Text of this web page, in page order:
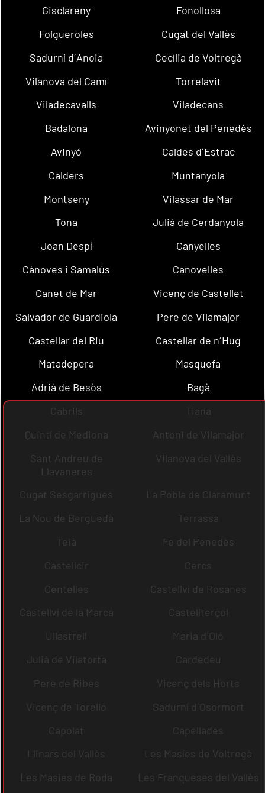
Gisclareny
Fonollosa
Folgueroles
Cugat del Vallès
Sadurní d´Anoia
Cecília de Voltregà
Vilanova del Camí
Torrelavit
Viladecavalls
Viladecans
Badalona
Avinyonet del Penedès
Avinyó
Caldes d´Estrac
Calders
Muntanyola
Montseny
Vilassar de Mar
Tona
Julià de Cerdanyola
Joan Despí
Canyelles
Cànoves i Samalús
Canovelles
Canet de Mar
Vicenç de Castellet
Salvador de Guardiola
Pere de Vilamajor
Castellar del Riu
Castellar de n´Hug
Matadepera
Masquefa
Adrià de Besòs
Bagà
Cabrils
Tiana
Quintí de Mediona
Antoni de Vilamajor
Sant Andreu de
Llavaneres
Vilanova del Vallès
Cugat Sesgarrigues
La Pobla de Claramunt
La Nou de Berguedà
Terrassa
Teià
Fe del Penedès
Castellcir
Cercs
Centelles
Castellví de Rosanes
Castellví de la Marca
Castellterçol
Ullastrell
Maria d´Oló
Julià de Vilatorta
Cardedeu
Pere de Ribes
Vicenç dels Horts
Vicenç de Torelló
Sadurní d´Osormort
Capolat
Capellades
Llinars del Vallès
Les Masíes de Voltregà
Les Masies de Roda
Les Franqueses del Vallès